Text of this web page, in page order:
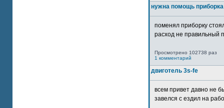
нужна помощь
поменял приборку
расход не правильный
Просмотрено 102738 раз
1 комментарий
двиготель 3s-fe
всем привет давно не
завелся с ездил на